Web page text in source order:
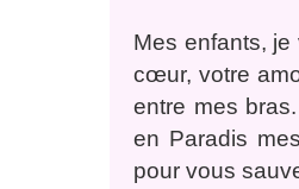
Mes enfants,
cœur, votre
entre mes
en Paradis
pour vous